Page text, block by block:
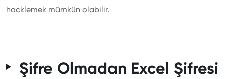
hacklemek mümkün olabilir.
Şifre Olmadan Excel Şifresi